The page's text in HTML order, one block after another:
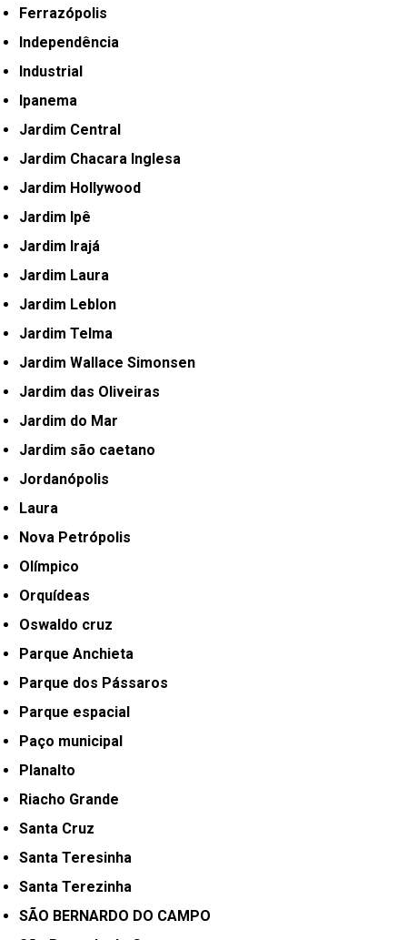
Ferrazópolis
Independência
Industrial
Ipanema
Jardim Central
Jardim Chacara Inglesa
Jardim Hollywood
Jardim Ipê
Jardim Irajá
Jardim Laura
Jardim Leblon
Jardim Telma
Jardim Wallace Simonsen
Jardim das Oliveiras
Jardim do Mar
Jardim são caetano
Jordanópolis
Laura
Nova Petrópolis
Olímpico
Orquídeas
Oswaldo cruz
Parque Anchieta
Parque dos Pássaros
Parque espacial
Paço municipal
Planalto
Riacho Grande
Santa Cruz
Santa Teresinha
Santa Terezinha
SÃO BERNARDO DO CAMPO